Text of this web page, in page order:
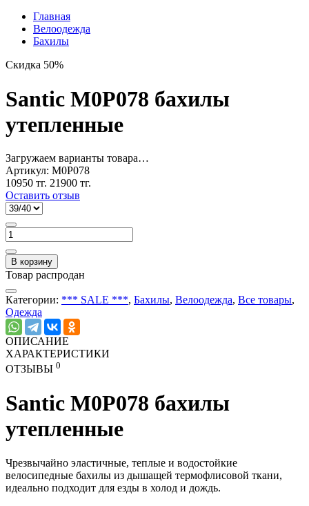
Главная
Велоодежда
Бахилы
Скидка 50%
Santic M0P078 бахилы
утепленные
Загружаем варианты товара…
Артикул: M0P078
10950 тг. 21900 тг.
Оставить отзыв
В корзину
Товар распродан
Категории: *** SALE ***, Бахилы, Велоодежда, Все товары,
Одежда
ОПИСАНИЕ
ХАРАКТЕРИСТИКИ
ОТЗЫВЫ 0
Santic M0P078 бахилы
утепленные
Чрезвычайно эластичные, теплые и водостойкие
велосипедные бахилы из дышащей термофлисовой ткани,
идеально подходит для езды в холод и дождь.